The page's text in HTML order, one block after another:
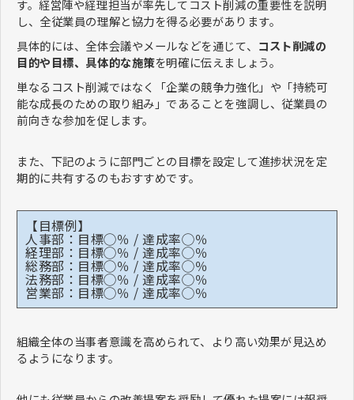
す。経営陣や経理担当が率先してコスト削減の重要性を説明
し、全従業員の理解と協力を得る必要があります。
具体的には、全体会議やメールなどを通じて、 コスト削減の
目的や目標、具体的な施策を明確に伝えましょう。
単なるコスト削減ではなく「企業の競争力強化」や「持続可
能な成長のための取り組み」であることを強調し、従業員の
前向きな参加を促します。
また、下記のように部門ごとの目標を設定して進捗状況を定
期的に共有するのもおすすめです。
【目標例】
人事部：目標◯％ / 達成率◯％
経理部：目標◯％ / 達成率◯％
総務部：目標◯％ / 達成率◯％
法務部：目標◯％ / 達成率◯％
営業部：目標◯％ / 達成率◯％
組織全体の当事者意識を高められて、より高い効果が見込め
るようになります。